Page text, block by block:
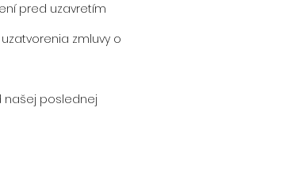
pred uzavretím
zmluvy o
našej poslednej